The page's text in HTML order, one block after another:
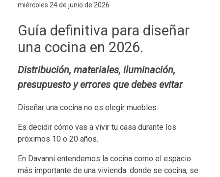
miércoles 24 de junio de 2026
Guía definitiva para diseñar
una cocina en 2026.
Distribución, materiales, iluminación,
presupuesto y errores que debes evitar
Diseñar una cocina no es elegir muebles.
Es decidir cómo vas a vivir tu casa durante los
próximos 10 o 20 años.
En Davanni entendemos la cocina como el espacio
más importante de una vivienda: donde se cocina, se